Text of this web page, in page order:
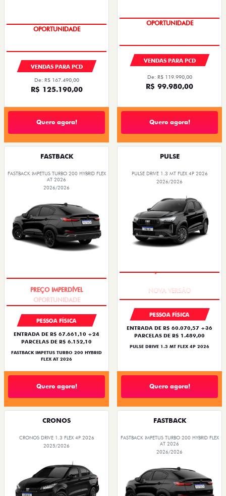
OPORTUNIDADE
VENDAS PARA PCD
De: R$ 167.490,00
R$ 125.190,00
Quero agora!
OPORTUNIDADE
VENDAS PARA PCD
De: R$ 119.990,00
R$ 99.980,00
Quero agora!
FASTBACK
FASTBACK IMPETUS TURBO 200 HYBRID FLEX
AT 2026
2026/2026
PESSOA FÍSICA
ENTRADA DE R$ 67.661,10 +24
PARCELAS DE R$ 6.152,10
FASTBACK IMPETUS TURBO 200 HYBRID
FLEX AT 2026
Quero agora!
PULSE
PULSE DRIVE 1.3 MT FLEX 4P 2026
2026/2026
PESSOA FÍSICA
ENTRADA DE R$ 60.070,57 +36
PARCELAS DE R$ 1.489,00
PULSE DRIVE 1.3 MT FLEX 4P 2026
Quero agora!
CRONOS
CRONOS DRIVE 1.3 FLEX 4P 2026
2025/2026
FASTBACK
FASTBACK IMPETUS TURBO 200 HYBRID FLEX
AT 2026
2026/2026